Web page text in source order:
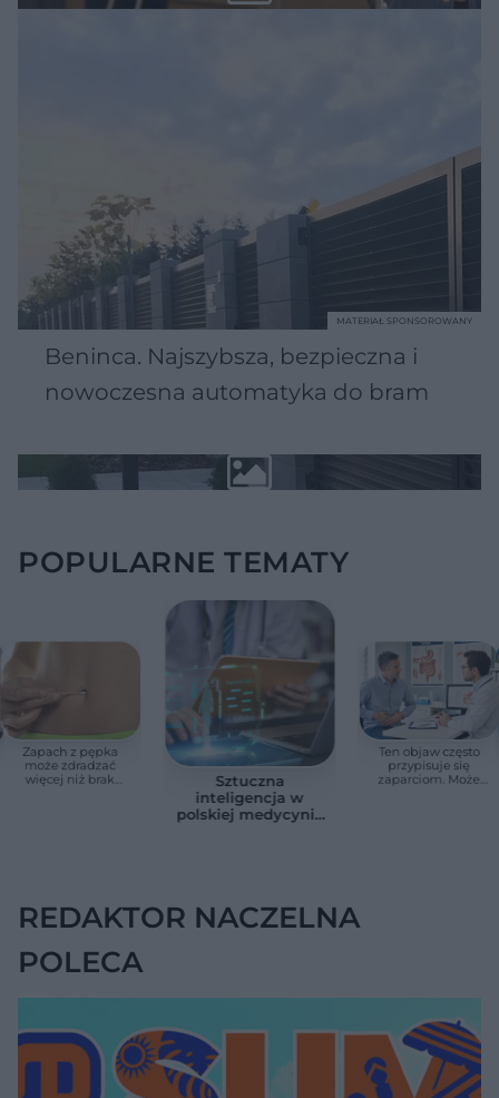
Beninca. Najszybsza, bezpieczna i
nowoczesna automatyka do bram
MATERIAŁ SPONSOROWANY
POPULARNE TEMATY
Zapach z pępka
może zdradzać
więcej niż brak
Sztuczna
inteligencja w
polskiej medycynie
Ten objaw często
przypisuje się
zaparciom. Może
REDAKTOR NACZELNA
POLECA